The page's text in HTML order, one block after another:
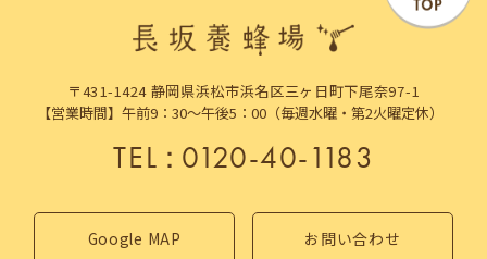
〒431-1424 静岡県浜松市浜名区三ヶ日町下尾奈97-1
【営業時間】午前9：30～午後5：00（毎週水曜・第2火曜定休）
TEL：0120-40-1183
Google MAP お問い合わせ